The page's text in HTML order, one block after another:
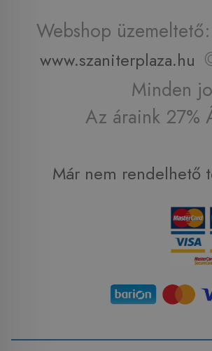
Webshop
www.szaniterplaza.hu
Minden
Az áraink 27%
Már nem rendelhető